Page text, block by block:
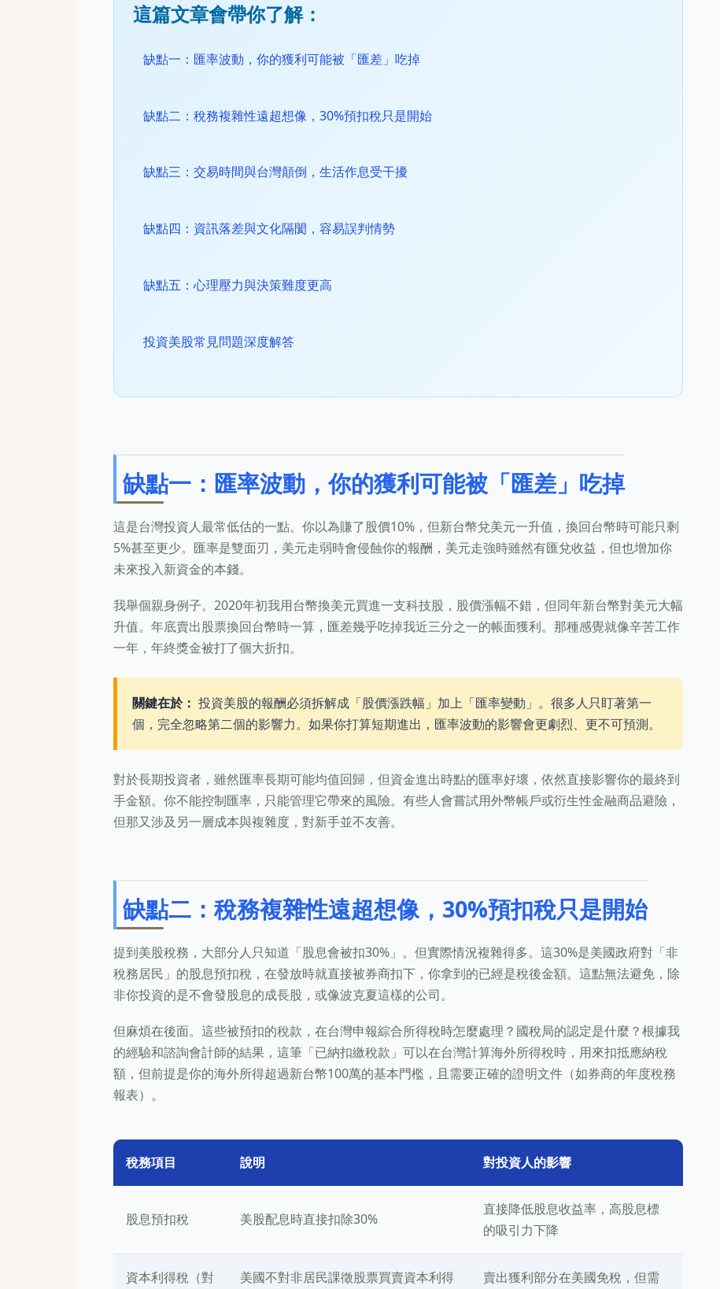
這篇文章會帶你了解：
缺點一：匯率波動，你的獲利可能被「匯差」吃掉
缺點二：稅務複雜性遠超想像，30%預扣稅只是開始
缺點三：交易時間與台灣顛倒，生活作息受干擾
缺點四：資訊落差與文化隔閡，容易誤判情勢
缺點五：心理壓力與決策難度更高
投資美股常見問題深度解答
缺點一：匯率波動，你的獲利可能被「匯差」吃掉
這是台灣投資人最常低估的一點。你以為賺了股價10%，但新台幣兌美元一升值，換回台幣時可能只剩
5%甚至更少。匯率是雙面刃，美元走弱時會侵蝕你的報酬，美元走強時雖然有匯兌收益，但也增加你
未來投入新資金的本錢。
我舉個親身例子。2020年初我用台幣換美元買進一支科技股，股價漲幅不錯，但同年新台幣對美元大幅
升值。年底賣出股票換回台幣時一算，匯差幾乎吃掉我近三分之一的帳面獲利。那種感覺就像辛苦工作
一年，年終獎金被打了個大折扣。
關鍵在於： 投資美股的報酬必須拆解成「股價漲跌幅」加上「匯率變動」。很多人只盯著第一
個，完全忽略第二個的影響力。如果你打算短期進出，匯率波動的影響會更劇烈、更不可預測。
對於長期投資者，雖然匯率長期可能均值回歸，但資金進出時點的匯率好壞，依然直接影響你的最終到
手金額。你不能控制匯率，只能管理它帶來的風險。有些人會嘗試用外幣帳戶或衍生性金融商品避險，
但那又涉及另一層成本與複雜度，對新手並不友善。
缺點二：稅務複雜性遠超想像，30%預扣稅只是開始
提到美股稅務，大部分人只知道「股息會被扣30%」。但實際情況複雜得多。這30%是美國政府對「非
稅務居民」的股息預扣稅，在發放時就直接被券商扣下，你拿到的已經是稅後金額。這點無法避免，除
非你投資的是不會發股息的成長股，或像波克夏這樣的公司。
但麻煩在後面。這些被預扣的稅款，在台灣申報綜合所得稅時怎麼處理？國稅局的認定是什麼？根據我
的經驗和諮詢會計師的結果，這筆「已納扣繳稅款」可以在台灣計算海外所得稅時，用來扣抵應納稅
額，但前提是你的海外所得超過新台幣100萬的基本門檻，且需要正確的證明文件（如券商的年度稅務
報表）。
稅務項目 說明 對投資人的影響
股息預扣稅 美股配息時直接扣除30%
直接降低股息收益率，高股息標
的吸引力下降
資本利得稅（對
美國不對非居民課徵股票買賣資本利得
賣出獲利部分在美國免稅，但需